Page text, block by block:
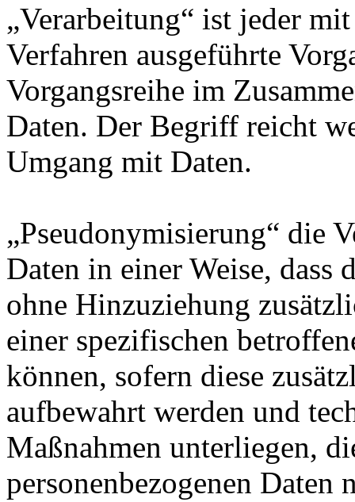
„Verarbeitung“ ist jeder
Verfahren ausgeführte
Vorgangsreihe im
Daten. Der Begriff reicht
Umgang mit Daten.
„Pseudonymisierung“ die
Daten in einer Weise, dass
ohne Hinzuziehung
einer spezifischen
können, sofern diese
aufbewahrt werden und
Maßnahmen unterliegen,
personenbezogenen